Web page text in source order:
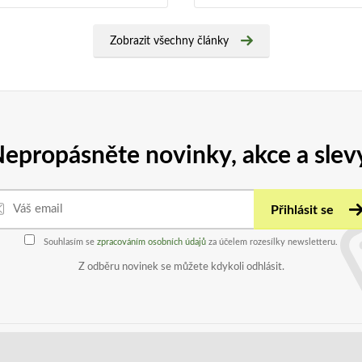
Zobrazit všechny články
novinky, akce a
Přihlásit se
Souhlasím se zpracováním osobních údajů za účelem rozesílky newsletteru.
Z odběru novinek se můžete kdykoli odhlásit.